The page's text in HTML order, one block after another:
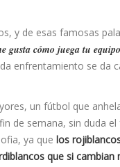
y de esas famosas
gusta cómo juega tu
enfrentamiento se da
un fútbol que
de semana, sin duda
ya que los
que si